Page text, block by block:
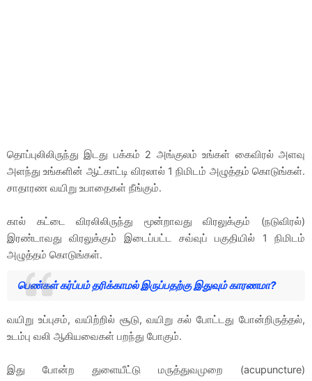
தொப்புலிலிருந்து இடது பக்கம் 2 அங்குலம் உங்கள் கைவிரல் அளவு
அளந்து உங்களின் ஆட்காட்டி விரலால் 1 நிமிடம் அழுத்தம் கொடுங்கள்.
சாதாரண வயிறு உபாதைகள் நீங்கும்.
கால் கட்டை விரலிலிருந்து மூன்றாவது விரலுக்கும் (நடுவிரல்)
இரண்டாவது விரலுக்கும் இடைப்பட்ட சவ்வுப் பகுதியில் 1 நிமிடம்
அழுத்தம் கொடுங்கள்.
பெண்கள் கர்ப்பம் தரிக்காமல் இருப்பதற்கு இதுவும் காரணமா?
வயிறு உப்புசம், வயிற்றில் சூடு, வயிறு கல் போட்டது போன்றிருத்தல்,
உடம்பு வலி ஆகியவைகள் பறந்து போகும்.
இது போன்ற துளையீட்டு மருத்துவமுறை (acupuncture)